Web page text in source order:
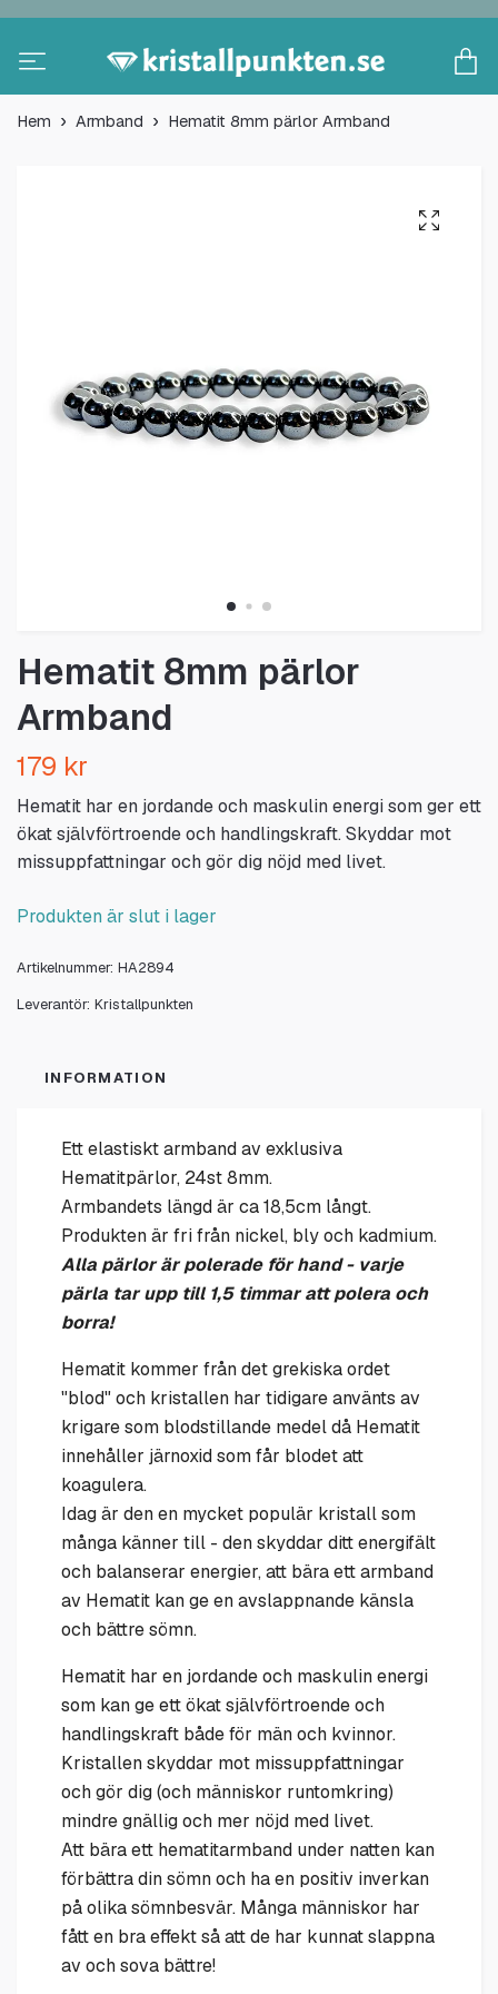
Hem Armband Hematit 8mm pärlor Armband
Hematit 8mm pärlor
Armband
179 kr
Hematit har en jordande och maskulin energi som ger ett
ökat självförtroende och handlingskraft. Skyddar mot
missuppfattningar och gör dig nöjd med livet.
Produkten är slut i lager
Artikelnummer: HA2894
Leverantör: Kristallpunkten
INFORMATION
Ett elastiskt armband av exklusiva
Hematitpärlor, 24st 8mm.
Armbandets längd är ca 18,5cm långt.
Produkten är fri från nickel, bly och kadmium.
Alla pärlor är polerade för hand - varje
pärla tar upp till 1,5 timmar att polera och
borra!
Hematit kommer från det grekiska ordet
"blod" och kristallen har tidigare använts av
krigare som blodstillande medel då Hematit
innehåller järnoxid som får blodet att
koagulera.
Idag är den en mycket populär kristall som
många känner till - den skyddar ditt energifält
och balanserar energier, att bära ett armband
av Hematit kan ge en avslappnande känsla
och bättre sömn.
Hematit har en jordande och maskulin energi
som kan ge ett ökat självförtroende och
handlingskraft både för män och kvinnor.
Kristallen skyddar mot missuppfattningar
och gör dig (och människor runtomkring)
mindre gnällig och mer nöjd med livet.
Att bära ett hematitarmband under natten kan
förbättra din sömn och ha en positiv inverkan
på olika sömnbesvär. Många människor har
fått en bra effekt så att de har kunnat slappna
av och sova bättre!